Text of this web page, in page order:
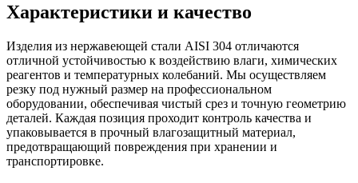
Характеристики и качество
Изделия из нержавеющей стали AISI 304 отличаются
отличной устойчивостью к воздействию влаги, химических
реагентов и температурных колебаний. Мы осуществляем
резку под нужный размер на профессиональном
оборудовании, обеспечивая чистый срез и точную геометрию
деталей. Каждая позиция проходит контроль качества и
упаковывается в прочный влагозащитный материал,
предотвращающий повреждения при хранении и
транспортировке.